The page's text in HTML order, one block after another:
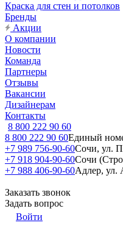
Краска для стен и потолков
Бренды
Акции
О компании
Новости
Команда
Партнеры
Отзывы
Вакансии
Дизайнерам
Контакты
8 800 222 90 60
8 800 222 90 60Единый
+7 989 756-90-60Сочи, ул.
+7 918 904-90-60Сочи
+7 988 406-90-60Адлер, ул.
Заказать звонок
Задать вопрос
Войти